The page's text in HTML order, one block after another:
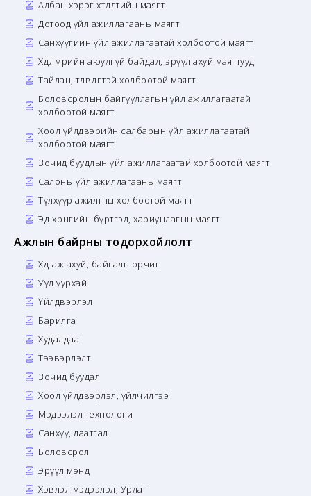
Албан хэрэг хөтлөлтийн маягт
Дотоод үйл ажиллагааны маягт
Санхүүгийн үйл ажиллагаатай холбоотой маягт
Хөдөлмөрийн аюулгүй байдал, эрүүл ахуй маягтууд
Тайлан, төлөвлөгөөтэй холбоотой маягт
Боловсролын байгууллагын үйл ажиллагаатай
холбоотой маягт
Хоол үйлдвэрийн салбарын үйл ажиллагаатай
холбоотой маягт
Зочид буудлын үйл ажиллагаатай холбоотой маягт
Салоны үйл ажиллагааны маягт
Түлхүүр ажилтны холбоотой маягт
Эд хөрөнгийн бүртгэл, хариуцлагын маягт
Ажлын байрны тодорхойлолт
Хөдөө аж ахуй, байгаль орчин
Уул уурхай
Үйлдвэрлэл
Барилга
Худалдаа
Тээвэрлэлт
Зочид буудал
Хоол үйлдвэрлэл, үйлчилгээ
Мэдээлэл технологи
Санхүү, даатгал
Боловсрол
Эрүүл мэнд
Хэвлэл мэдээлэл, Урлаг